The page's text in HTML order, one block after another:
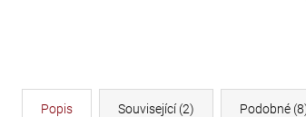
Popis Související (2) Podobné